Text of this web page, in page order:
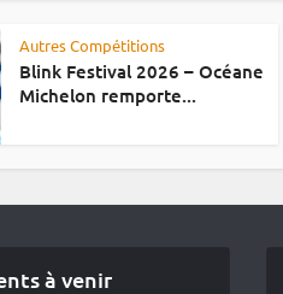
Autres Compétitions
Blink Festival 2026 – Océane
Michelon remporte...
à venir